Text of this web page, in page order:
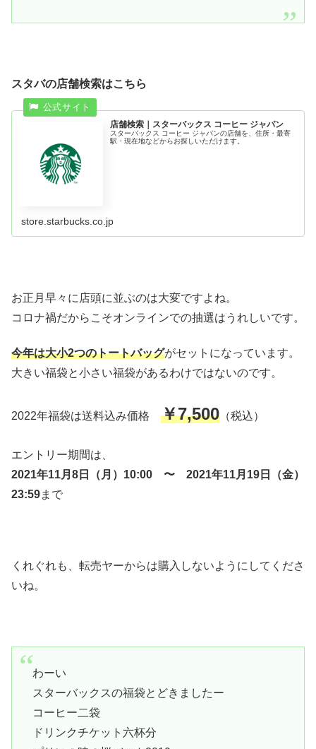
スタバの店舗検索はこちら
店舗検索｜スターバックス コーヒー ジャパン
スターバックス コーヒー ジャパンの店舗を、住所・最寄
駅・現在地などからお探しいただけます。
store.starbucks.co.jp
お正月早々に店頭に並ぶのは大変ですよね。
コロナ禍だからこそオンラインでの抽選はうれしいです。
今年は大小2つのトートバッグがセットになっています。
大きい福袋と小さい福袋があるわけではないのです。
2022年福袋は送料込み価格 ￥7,500 （税込）
エントリー期間は、
2021年11月8日（月）10:00 〜 2021年11月19日（金）
23:59まで
くれぐれも、転売ヤーからは購入しないようにしてくださ
いね。
わーい
スターバックスの福袋とどきましたー
コーヒー二袋
ドリンクチケット六杯分